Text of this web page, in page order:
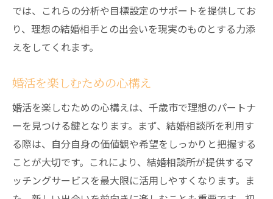
では、これらの分析や目標設定のサポートを提供してお
り、理想の結婚相手との出会いを現実のものとする力添
えをしてくれます。
婚活を楽しむための心構え
婚活を楽しむための心構えは、千歳市で理想のパートナ
ーを見つける鍵となります。まず、結婚相談所を利用す
る際は、自分自身の価値観や希望をしっかりと把握する
ことが大切です。これにより、結婚相談所が提供するマ
ッチングサービスを最大限に活用しやすくなります。ま